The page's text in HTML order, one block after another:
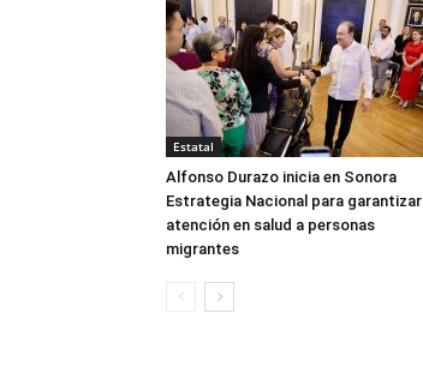
Estatal
Alfonso Durazo inicia en Sonora
Estrategia Nacional para garantizar
atención en salud a personas
migrantes